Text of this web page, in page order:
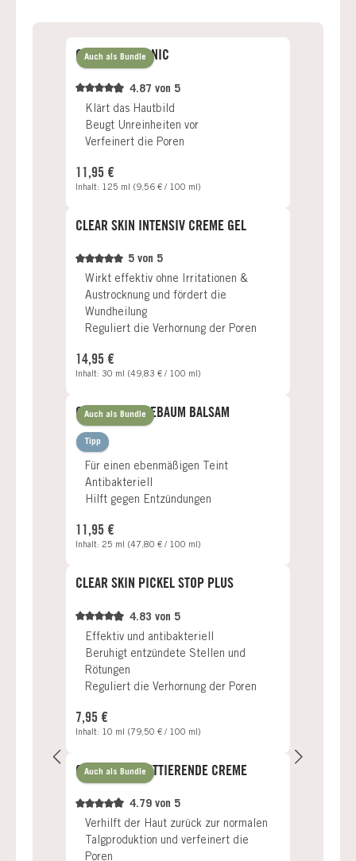
Auch als Bundle
4.87 von 5
CLEAR SKIN TONIC
Klärt das Hautbild
Beugt Unreinheiten vor
Verfeinert die Poren
Inhalt: 125 ml (9,56 € / 100 ml)
11,95 €
5 von 5
CLEAR SKIN INTENSIV CREME GEL
Wirkt effektiv ohne Irritationen &
Austrocknung und fördert die
Wundheilung
Reguliert die Verhornung der Poren
Inhalt: 30 ml (49,83 € / 100 ml)
14,95 €
Tipp
Auch als Bundle
CLEAR SKIN TEEBAUM BALSAM
Für einen ebenmäßigen Teint
Antibakteriell
Hilft gegen Entzündungen
Inhalt: 25 ml (47,80 € / 100 ml)
11,95 €
4.83 von 5
CLEAR SKIN PICKEL STOP PLUS
Effektiv und antibakteriell
Beruhigt entzündete Stellen und
Rötungen
Reguliert die Verhornung der Poren
Inhalt: 10 ml (79,50 € / 100 ml)
7,95 €
Auch als Bundle
4.79 von 5
CLEAR SKIN MATTIERENDE CREME
Verhilft der Haut zurück zur normalen
Talgproduktion und verfeinert die
Poren